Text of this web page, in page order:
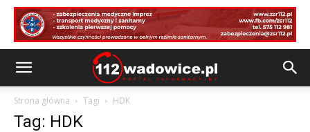
Strona główna Tagi HDK
Tag: HDK